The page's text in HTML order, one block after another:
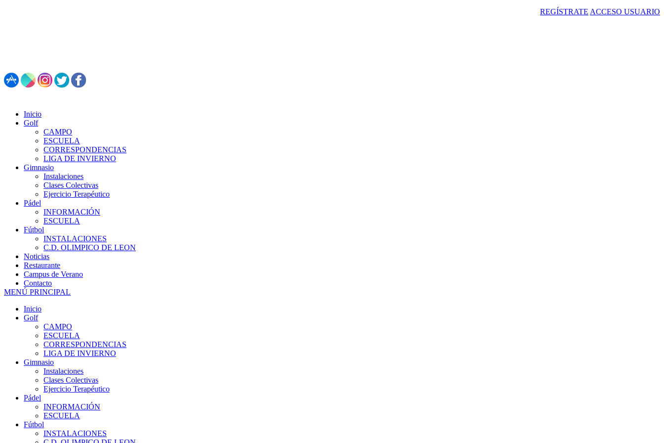
REGÍSTRATE ACCESO USUARIO
Inicio
Golf
CAMPO
ESCUELA
CORRESPONDENCIAS
LIGA DE INVIERNO
Gimnasio
Instalaciones
Clases Colectivas
Ejercicio Terapéutico
Pádel
INFORMACIÓN
ESCUELA
Fútbol
INSTALACIONES
C.D. OLIMPICO DE LEON
Noticias
Restaurante
Campus de Verano
Contacto
MENÚ PRINCIPAL
Inicio
Golf
CAMPO
ESCUELA
CORRESPONDENCIAS
LIGA DE INVIERNO
Gimnasio
Instalaciones
Clases Colectivas
Ejercicio Terapéutico
Pádel
INFORMACIÓN
ESCUELA
Fútbol
INSTALACIONES